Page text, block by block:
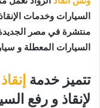
السيارات وخدمات
منتشرة في مصر الجديدة
السيارات المعطلة و
تتميز خدمة
لإنقاذ و رفع